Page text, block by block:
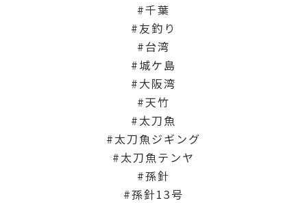
千葉
友釣り
台湾
城ケ島
大阪湾
天竹
太刀魚
太刀魚ジギング
太刀魚テンヤ
孫針
孫針13号